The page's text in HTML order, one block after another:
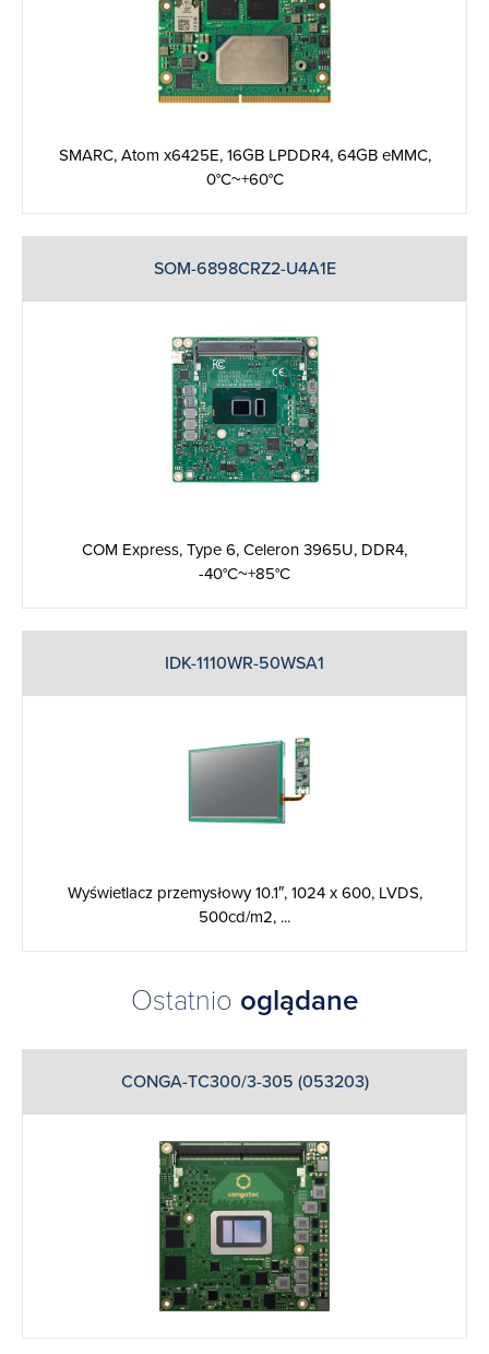
SMARC, Atom x6425E, 16GB LPDDR4, 64GB eMMC,
0°C~+60°C
SOM-6898CRZ2-U4A1E
COM Express, Type 6, Celeron 3965U, DDR4,
-40°C~+85°C
IDK-1110WR-50WSA1
Wyświetlacz przemysłowy 10.1″, 1024 x 600, LVDS,
500cd/m2, ...
Ostatnio oglądane
CONGA-TC300/3-305 (053203)